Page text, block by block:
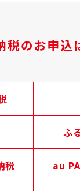
税のお申込
ふ
税 au